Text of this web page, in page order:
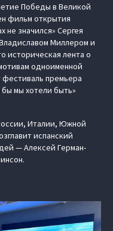
Победы в Великой
фильм открытия
не значился» Сергея
Миллером и
историческая лента о
одноименной
премьера
мы хотели быть»
Италии, Южной
испанский
— Алексей Герман-